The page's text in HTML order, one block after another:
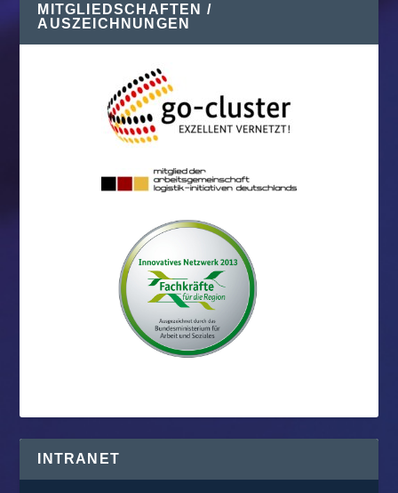
MITGLIEDSCHAFTEN /
AUSZEICHNUNGEN
INTRANET